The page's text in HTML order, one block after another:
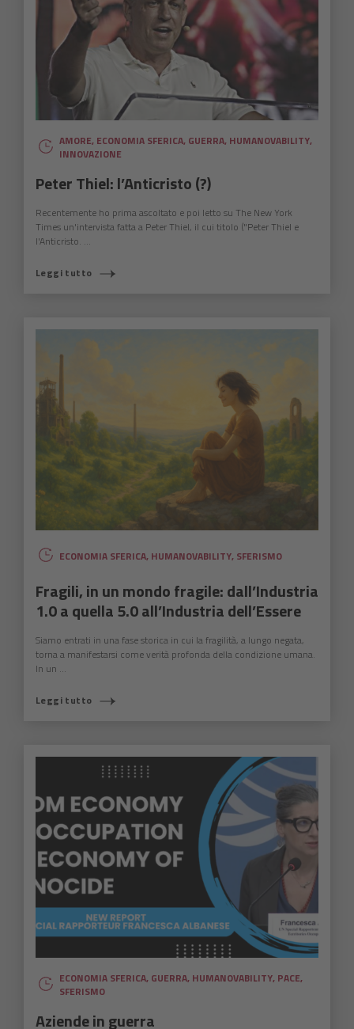
AMORE, ECONOMIA SFERICA, GUERRA, HUMANOVABILITY,
INNOVAZIONE
Peter Thiel: l’Anticristo (?)
Recentemente ho prima ascoltato e poi letto su The New York
Times un'intervista fatta a Peter Thiel, il cui titolo ("Peter Thiel e
l'Anticristo. ...
Leggi tutto
ECONOMIA SFERICA, HUMANOVABILITY, SFERISMO
Fragili, in un mondo fragile: dall’Industria
1.0 a quella 5.0 all’Industria dell’Essere
Siamo entrati in una fase storica in cui la fragilità, a lungo negata,
torna a manifestarsi come verità profonda della condizione umana.
In un ...
Leggi tutto
ECONOMIA SFERICA, GUERRA, HUMANOVABILITY, PACE,
SFERISMO
Aziende in guerra